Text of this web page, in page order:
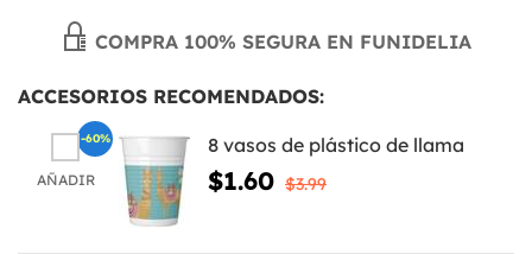
COMPRA 100% SEGURA EN FUNIDELIA
ACCESORIOS RECOMENDADOS:
AÑADIR
8 vasos de plástico de llama
$1.60 $3.99
-60%